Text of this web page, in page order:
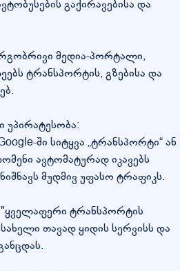
გაქირავებისა და
მედია-პორტალი,
ტრანსპორტის, გზებისა და
უპირატესობა:
ში სიტყვა „ტრანსპორტი“ ან
ავტომატურად იკავებს
მუდმივ უფასო ტრაფიკს.
ტრანსპორტის
თავად ყიდის სერვისს და